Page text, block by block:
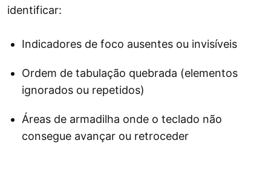
identificar:
Indicadores de foco ausentes ou invisíveis
Ordem de tabulação quebrada (elementos
ignorados ou repetidos)
Áreas de armadilha onde o teclado não
consegue avançar ou retroceder